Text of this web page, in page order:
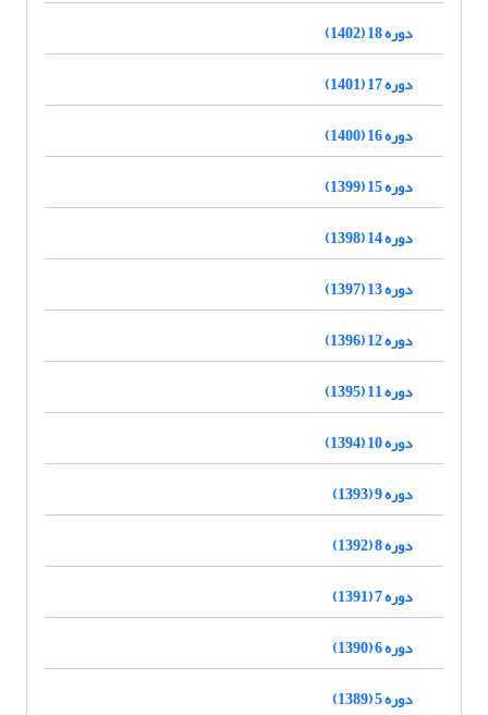
دوره 18 (1402)
دوره 17 (1401)
دوره 16 (1400)
دوره 15 (1399)
دوره 14 (1398)
دوره 13 (1397)
دوره 12 (1396)
دوره 11 (1395)
دوره 10 (1394)
دوره 9 (1393)
دوره 8 (1392)
دوره 7 (1391)
دوره 6 (1390)
دوره 5 (1389)